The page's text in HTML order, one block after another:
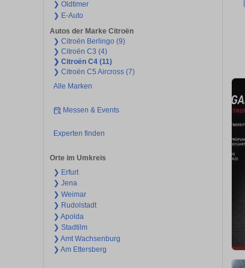
❯ Oldtimer
❯ E-Auto
Autos der Marke Citroën
❯ Citroën Berlingo (9)
❯ Citroën C3 (4)
❯ Citroën C4 (11)
❯ Citroën C5 Aircross (7)
Alle Marken
Messen & Events
Experten finden
Orte im Umkreis
❯ Erfurt
❯ Jena
❯ Weimar
❯ Rudolstadt
❯ Apolda
❯ Stadtilm
❯ Amt Wachsenburg
❯ Am Ettersberg